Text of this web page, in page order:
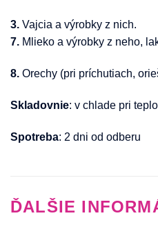
3. Vajcia a výrobky z nich.
7. Mlieko a výrobky z neho,
8. Orechy (pri príchutiach,
Skladovnie: v chlade pri
Spotreba: 2 dni od odberu
ĎALŠIE